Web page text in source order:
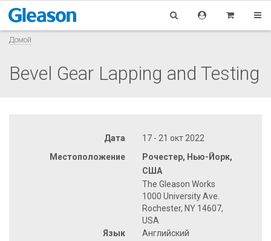
Домой
Bevel Gear Lapping and Testing
Дата
17 - 21 окт 2022
Местоположение
Рочестер, Нью-Йорк,
США
The Gleason Works
1000 University Ave.
Rochester, NY 14607,
USA
Язык
Английский